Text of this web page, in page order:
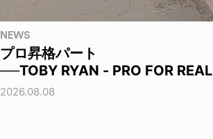
NEWS
プロ昇格パート
──TOBY RYAN - PRO FOR REAL
2026.08.08